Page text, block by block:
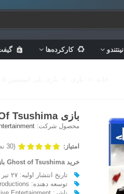
نینتندو کارکرده‌ها
بازی Ghost Of Tsushima - پلی استیشن 4
محصول شرکت:
امتیاز: (30 نظر وجود دارد)
خرید Ghost of Tsushima بازی اختصاصی PS4
تاریخ انتشار اولیه: ۲۷ تیر ۱۳۹۹
توسعه دهنده: Sucker Punch Productions